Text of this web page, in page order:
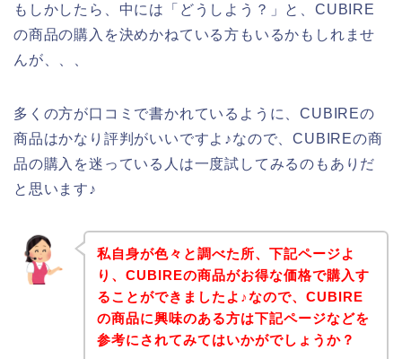
もしかしたら、中には「どうしよう？」と、CUBIRE
の商品の購入を決めかねている方もいるかもしれませ
んが、、、
多くの方が口コミで書かれているように、CUBIREの
商品はかなり評判がいいですよ♪なので、CUBIREの商
品の購入を迷っている人は一度試してみるのもありだ
と思います♪
私自身が色々と調べた所、下記ページよ
り、CUBIREの商品がお得な価格で購入す
ることができましたよ♪なので、CUBIRE
の商品に興味のある方は下記ページなどを
参考にされてみてはいかがでしょうか？